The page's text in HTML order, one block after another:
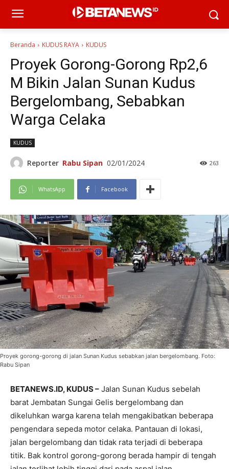
Beranda KUDUS RAYA KUDUS
Proyek Gorong-Gorong Rp2,6
M Bikin Jalan Sunan Kudus
Bergelombang, Sebabkan
Warga Celaka
KUDUS
Reporter Rabu Sipan 02/01/2024 263
WhatsApp Facebook
Proyek gorong-gorong di jalan Sunan Kudus sebabkan jalan bergelombang. Foto:
Rabu Sipan
BETANEWS.ID, KUDUS – Jalan Sunan Kudus sebelah
barat Jembatan Sungai Gelis bergelombang dan
dikeluhkan warga karena telah mengakibatkan beberapa
pengendara sepeda motor celaka. Pantauan di lokasi,
jalan bergelombang dan tidak rata terjadi di beberapa
titik. Bak kontrol gorong-gorong berada hampir di tengah